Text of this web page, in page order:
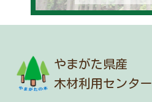
やまがた県産
木材利用センター